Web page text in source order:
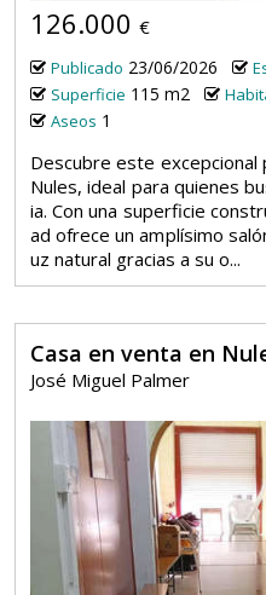
126.000 €
Publicado 23/06/2026
Superficie 115 m2
Aseos 1
Descubre este excepcional
Nules, ideal para quienes
ia. Con una superficie
ad ofrece un amplísimo
uz natural gracias a su o...
Casa en venta en
José Miguel Palmer